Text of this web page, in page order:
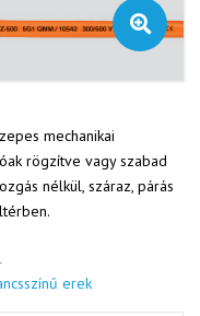
🔍
mechanikai
rögzítve vagy szabad
nélkül, száraz, párás
erek